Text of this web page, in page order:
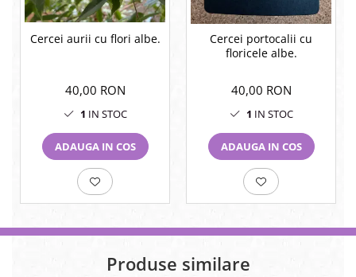
Cercei aurii cu flori albe.
40,00 RON
1 IN STOC
ADAUGA IN COS
Cercei portocalii cu
floricele albe.
40,00 RON
1 IN STOC
ADAUGA IN COS
Produse similare